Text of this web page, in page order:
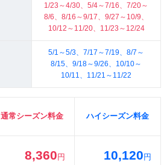
1/23～4/30、5/4～7/16、7/20～
8/6、8/16～9/17、9/27～10/9、
10/12～11/20、11/23～12/24
5/1～5/3、7/17～7/19、8/7～
8/15、9/18～9/26、10/10～
10/11、11/21～11/22
通常シーズン料金 ハイシーズン料金
8,360円 10,120円